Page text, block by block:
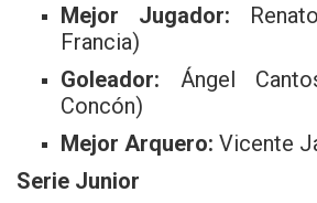
Mejor Jugador:
Francia)
Goleador: Ángel
Concón)
Mejor Arquero: Vicente
Serie Junior